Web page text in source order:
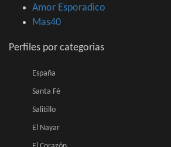
Amor Esporadico
Mas40
Perfiles por categorias
España
Santa Fé
Salitillo
El Nayar